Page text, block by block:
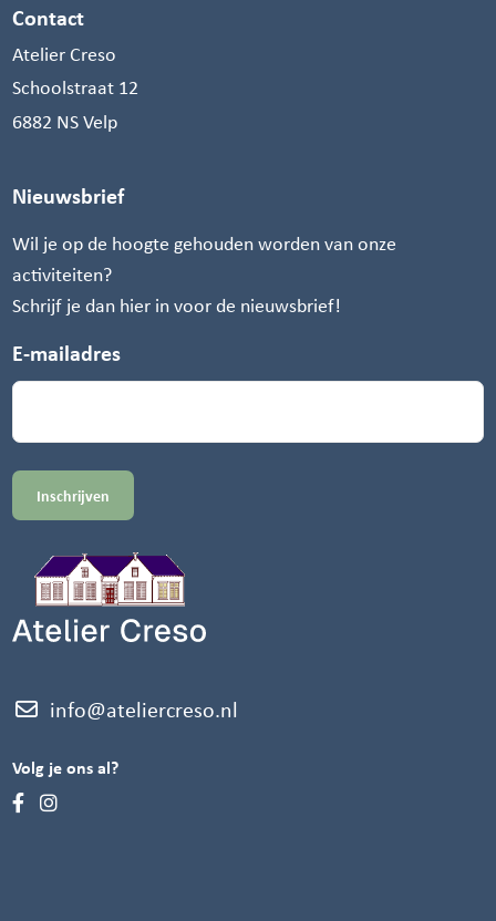
Contact
Atelier Creso
Schoolstraat 12
6882 NS Velp
Nieuwsbrief
Wil je op de hoogte gehouden worden van onze
activiteiten?
Schrijf je dan hier in voor de nieuwsbrief!
E-mailadres
info@ateliercreso.nl
Volg je ons al?